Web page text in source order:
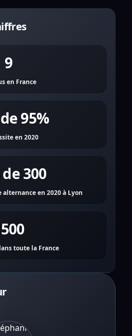
9
en France
95%
en 2020
300
en 2020 à Lyon
toute la France